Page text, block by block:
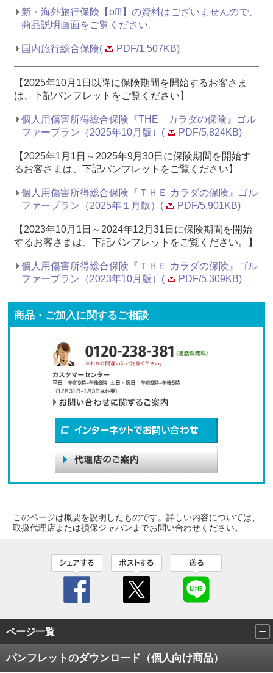
新・海外旅行保険【off!】の資料はございませんので、
商品説明画面をご覧ください。
国内旅行総合保険( PDF/1,507KB)
【2025年10月1日以降に保険期間を開始するお客さま
は、下記パンフレットをご覧ください】
個人用傷害所得総合保険『THE カラダの保険』ゴル
ファープラン（2025年10月版）(
PDF/5,824KB)
【2025年1月1日～2025年9月30日に保険期間を開始す
るお客さまは、下記パンフレットをご覧ください】​
個人用傷害所得総合保険『ＴＨＥ カラダの保険』ゴル
ファープラン（2025年１月版）(
PDF/5,901KB)
【2023年10月1日～2024年12月31日に保険期間を開始
するお客さまは、下記パンフレットをご覧ください。】
個人用傷害所得総合保険『ＴＨＥ カラダの保険』ゴル
ファープラン（2023年10月版）(
PDF/5,309KB)
商品・ご加入に関するご相談
このページは概要を説明したものです。詳しい内容については、
取扱代理店または損保ジャパンまでお問い合わせください。
ページ一覧
パンフレットのダウンロード（個人向け商品）